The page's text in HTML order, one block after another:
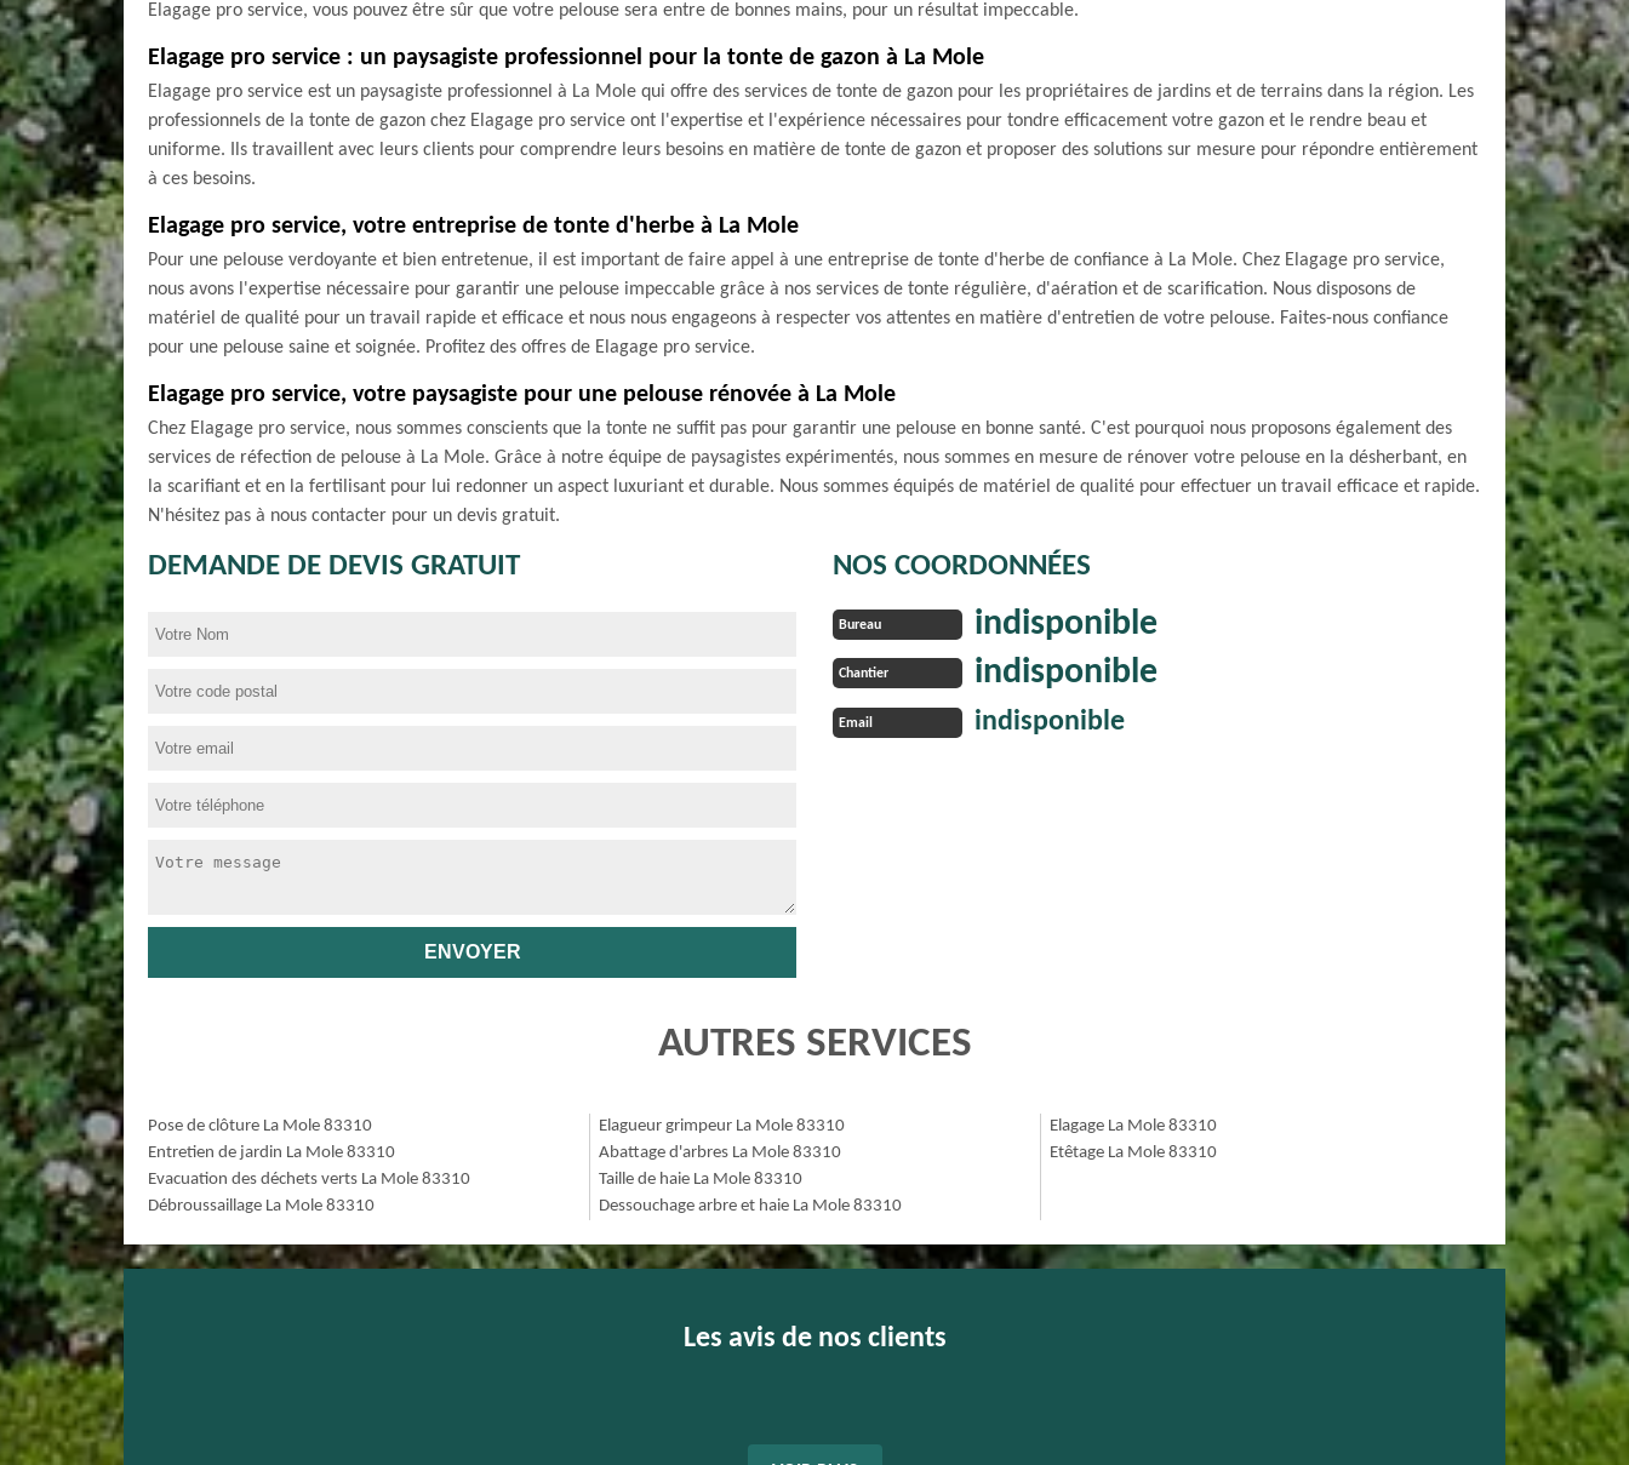
Elagage pro service, vous pouvez être sûr que votre pelouse sera entre de bonnes mains, pour un résultat impeccable.
Elagage pro service : un paysagiste professionnel pour la tonte de gazon à La Mole
Elagage pro service est un paysagiste professionnel à La Mole qui offre des services de tonte de gazon pour les propriétaires de jardins et de terrains dans la région. Les
professionnels de la tonte de gazon chez Elagage pro service ont l'expertise et l'expérience nécessaires pour tondre efficacement votre gazon et le rendre beau et
uniforme. Ils travaillent avec leurs clients pour comprendre leurs besoins en matière de tonte de gazon et proposer des solutions sur mesure pour répondre entièrement
à ces besoins.
Elagage pro service, votre entreprise de tonte d'herbe à La Mole
Pour une pelouse verdoyante et bien entretenue, il est important de faire appel à une entreprise de tonte d'herbe de confiance à La Mole. Chez Elagage pro service,
nous avons l'expertise nécessaire pour garantir une pelouse impeccable grâce à nos services de tonte régulière, d'aération et de scarification. Nous disposons de
matériel de qualité pour un travail rapide et efficace et nous nous engageons à respecter vos attentes en matière d'entretien de votre pelouse. Faites-nous confiance
pour une pelouse saine et soignée. Profitez des offres de Elagage pro service.
Elagage pro service, votre paysagiste pour une pelouse rénovée à La Mole
Chez Elagage pro service, nous sommes conscients que la tonte ne suffit pas pour garantir une pelouse en bonne santé. C'est pourquoi nous proposons également des
services de réfection de pelouse à La Mole. Grâce à notre équipe de paysagistes expérimentés, nous sommes en mesure de rénover votre pelouse en la désherbant, en
la scarifiant et en la fertilisant pour lui redonner un aspect luxuriant et durable. Nous sommes équipés de matériel de qualité pour effectuer un travail efficace et rapide.
N'hésitez pas à nous contacter pour un devis gratuit.
DEMANDE DE DEVIS GRATUIT NOS COORDONNÉES
Bureau indisponible
Chantier indisponible
Email indisponible
AUTRES SERVICES
Pose de clôture La Mole 83310
Entretien de jardin La Mole 83310
Evacuation des déchets verts La Mole 83310
Débroussaillage La Mole 83310
Elagueur grimpeur La Mole 83310
Abattage d'arbres La Mole 83310
Taille de haie La Mole 83310
Dessouchage arbre et haie La Mole 83310
Elagage La Mole 83310
Etêtage La Mole 83310
Les avis de nos clients